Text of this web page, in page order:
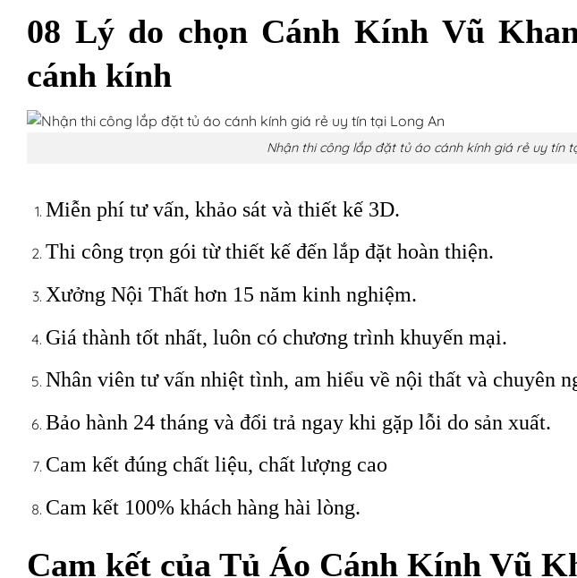
08 Lý do chọn Cánh Kính Vũ
cánh kính
Nhận thi công lắp đặt tủ áo cánh kính giá rẻ uy tín
Miễn phí tư vấn, khảo sát và thiết kế 3D.
Thi công trọn gói từ thiết kế đến lắp đặt hoàn thiện.
Xưởng Nội Thất hơn 15 năm kinh nghiệm.
Giá thành tốt nhất, luôn có chương trình khuyến mại.
Nhân viên tư vấn nhiệt tình, am hiểu về nội thất và chuyên
Bảo hành 24 tháng và đổi trả ngay khi gặp lỗi do sản xuất.
Cam kết đúng chất liệu, chất lượng cao
Cam kết 100% khách hàng hài lòng.
Cam kết của Tủ Áo Cánh Kính Vũ